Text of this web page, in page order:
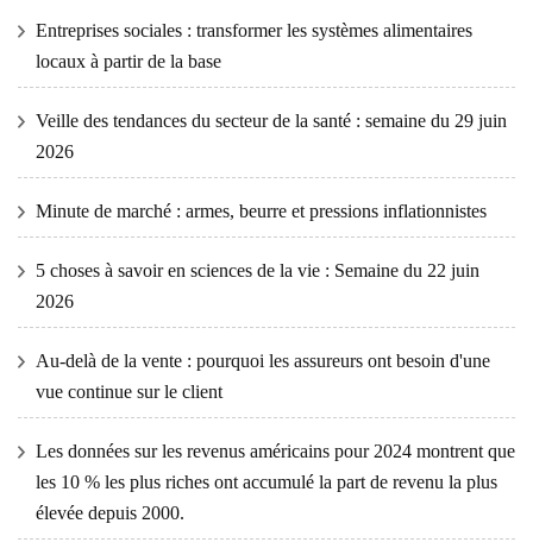
Entreprises sociales : transformer les systèmes alimentaires
locaux à partir de la base
Veille des tendances du secteur de la santé : semaine du 29 juin
2026
Minute de marché : armes, beurre et pressions inflationnistes
5 choses à savoir en sciences de la vie : Semaine du 22 juin
2026
Au-delà de la vente : pourquoi les assureurs ont besoin d'une
vue continue sur le client
Les données sur les revenus américains pour 2024 montrent que
les 10 % les plus riches ont accumulé la part de revenu la plus
élevée depuis 2000.